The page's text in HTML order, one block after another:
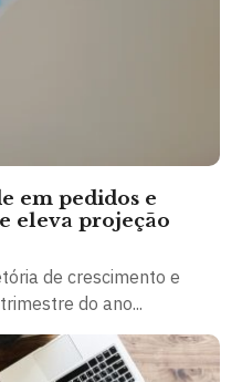
em pedidos e
eleva projeção
de crescimento e
do ano...